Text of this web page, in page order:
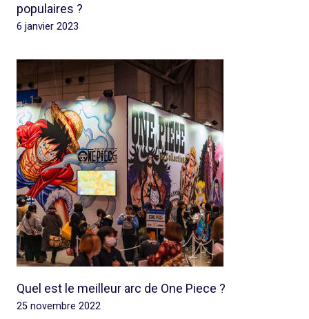
populaires ?
6 janvier 2023
Quel est le meilleur arc de One Piece ?
25 novembre 2022